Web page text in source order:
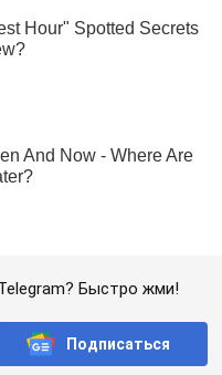
Быстро жми!
Подписаться